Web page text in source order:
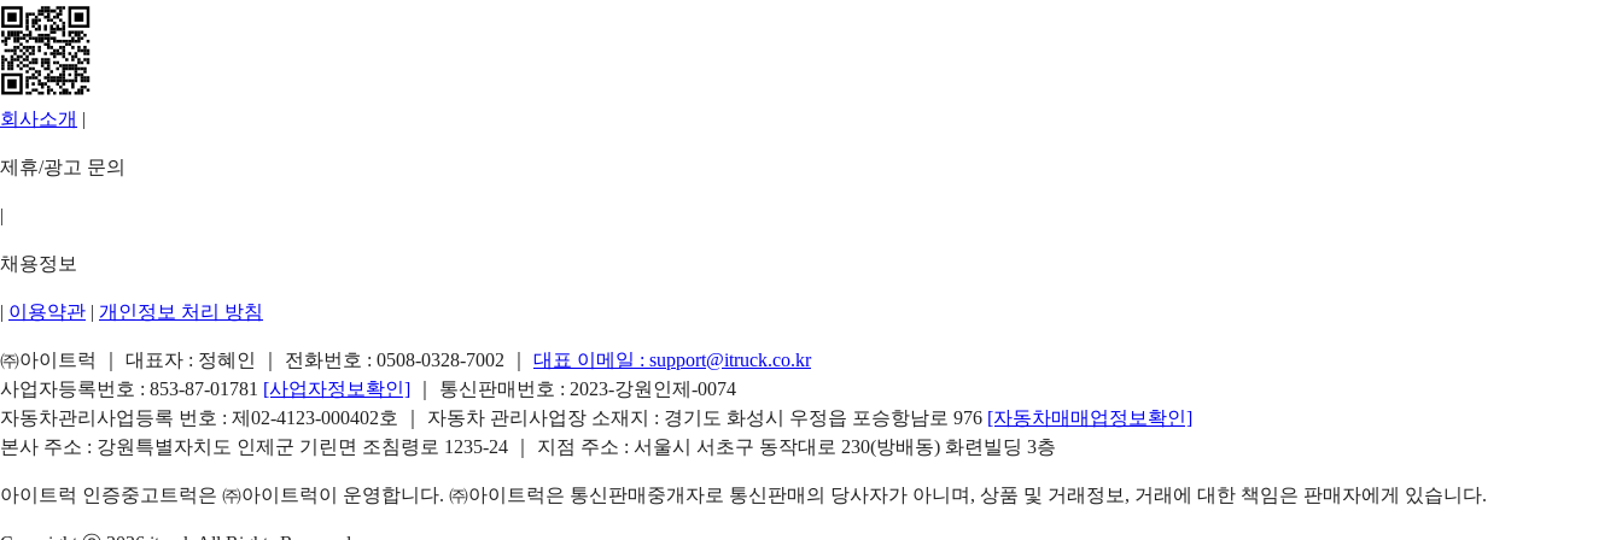
회사소개 |
제휴/광고 문의
|
채용정보
| 이용약관 | 개인정보 처리 방침
㈜아이트럭 ｜ 대표자 : 정혜인 ｜ 전화번호 : 0508-0328-7002 대표 이메일 : support@itruck.co.kr
사업자등록번호 : 853-87-01781 [사업자정보확인]
｜ 통신판매번호 : 2023-강원인제-0074
자동차관리사업등록 번호 : 제02-4123-000402호 ｜ 자동차 관리사업장 소재지 : 경기도 화성시 우정읍 포승항남로 976 [자동차매매업정보확인]
본사 주소 : 강원특별자치도 인제군 기린면 조침령로 1235-24 ｜ 지점 주소 : 서울시 서초구 동작대로 230(방배동) 화련빌딩 3층
아이트럭 인증중고트럭은 ㈜아이트럭이 운영합니다. ㈜아이트럭은 통신판매중개자로 통신판매의 당사자가 아니며, 상품 및 거래정보, 거래에 대한 책임은 판매자에게 있습니다.